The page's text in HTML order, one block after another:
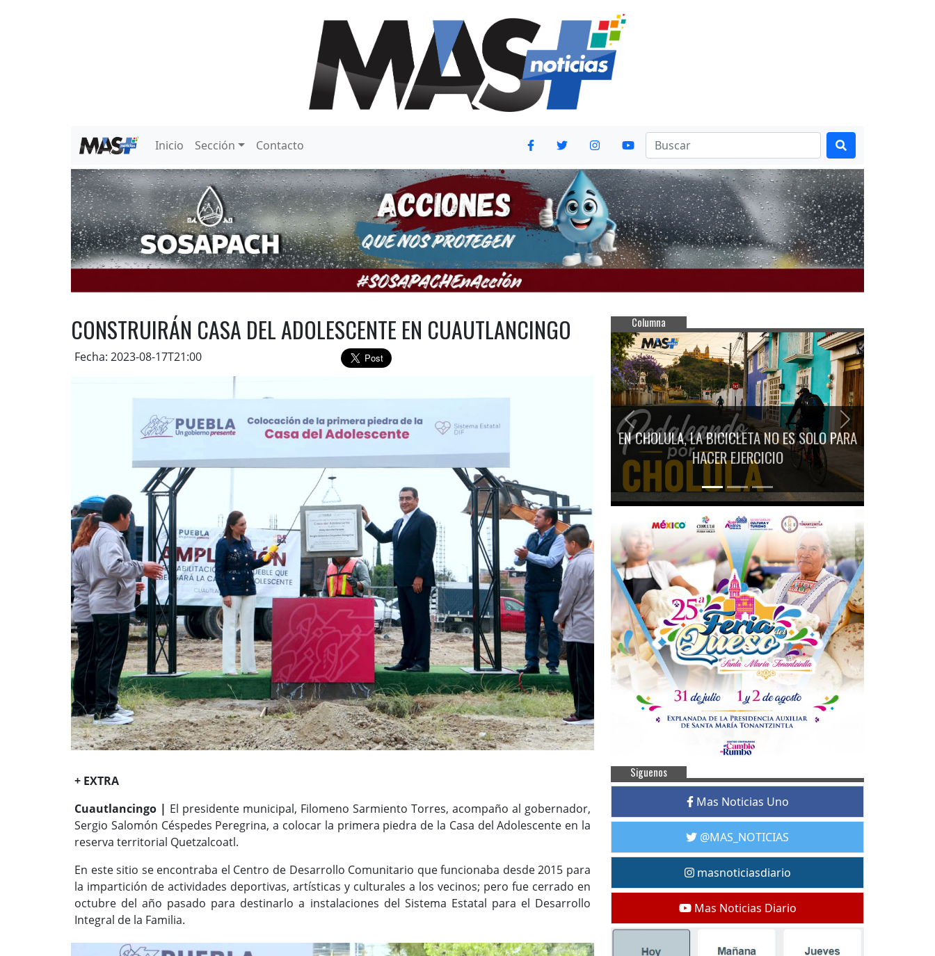
Inicio Sección Contacto
CONSTRUIRÁN CASA DEL ADOLESCENTE EN CUAUTLANCINGO
Fecha: 2023-08-17T21:00
+ EXTRA
Cuautlancingo | El presidente municipal, Filomeno Sarmiento Torres, acompaño al gobernador,
Sergio Salomón Céspedes Peregrina, a colocar la primera piedra de la Casa del Adolescente en la
reserva territorial Quetzalcoatl.
En este sitio se encontraba el Centro de Desarrollo Comunitario que funcionaba desde 2015 para
la impartición de actividades deportivas, artísticas y culturales a los vecinos; pero fue cerrado en
octubre del año pasado para destinarlo a instalaciones del Sistema Estatal para el Desarrollo
Integral de la Familia.
Columna
EN CHOLULA, LA BICICLETA NO ES SOLO PARA
HACER EJERCICIO
Previous Next
Siguenos
Mas Noticias Uno
@MAS_NOTICIAS
masnoticiasdiario
Mas Noticias Diario